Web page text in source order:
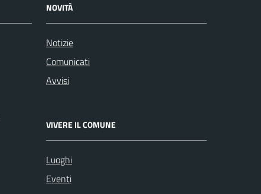
NOVITÀ
Notizie
Comunicati
Avvisi
VIVERE IL COMUNE
Luoghi
Eventi